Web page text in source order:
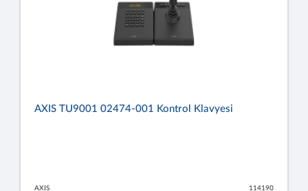
AXIS TU9001 02474-001 Kontrol Klavyesi
AXIS 114190